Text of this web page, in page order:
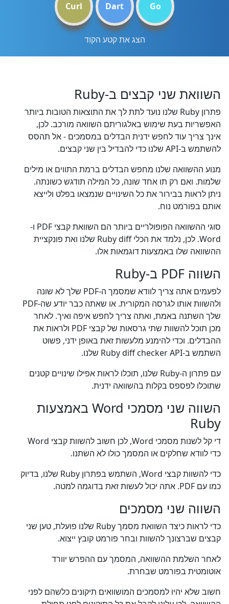
Go
Dart
Curl
הצג את קטע הקוד
השוואת שני קבצים ב-Ruby
פתרון Ruby שלנו נועד לתת לך את התוצאות הטובות ביותר
האפשריות בעת שימוש באלגוריתם השוואה מורכב. לכן,
אינך צריך עוד לחפש ידנית הבדלים במסמכים - אל תהסס
להשתמש ב-API שלנו כדי להבדיל בין שני קבצים.
מנוע ההשוואה שלנו מחפש הבדלים ברמת התווים או מילים
שלמות. ואם רק תו אחד שונה, כל המילה תודגש כשונתה.
ניתן לראות בבירור את כל השינויים שנמצאו בפלט ולייצא
אותם בפורמט נוח.
סוגי ההשוואה הפופולריים ביותר הם השוואת קבצי PDF ו-
Word. לכן, נלמד את הכלי Ruby diff שלנו ואת פונקציית
ההשוואה שלו באמצעות דוגמאות אלו.
השווה PDF ב-Ruby
לפעמים אתה צריך לוודא שמסמך ה-PDF שלך לא שונה
ולהשוות אותו לגרסה המקורית. או שאתה כבר יודע שה-PDF
שלך השתנה באמת, ואתה צריך לחפש איפה ואיך. לאחר
מכן תוכל להשוות שתי גרסאות של קבצי PDF ולראות את
ההבדלים. וכדי להימנע מלעשות זאת באופן ידני, פשוט
השתמש ב-Ruby diff checker API שלנו.
עם פתרון ה-Ruby שלנו, תוכלו לראות אפילו שינויים קטנים
שתוכלו לפספס בקלות בהשוואה ידנית.
השווה שני מסמכי Word באמצעות
Ruby
די קל לשנות מסמכי Word, לכן חשוב להשוות קבצי Word
כדי לוודא שחלקים או המסמך כולו לא השתנו.
כדי להשוות קבצי Word, השתמש בפתרון Ruby שלנו, בדיוק
כמו עם PDF. אתה יכול לעשות זאת בדוגמה למטה.
השווה שני מסמכים
כדי לראות כיצד השוואת מסמך Ruby שלנו פועלת, טען שני
קבצים שברצונך להשוות ובחר פורמט קובץ ייצוא.
לאחר השלמת ההשוואה, המסמך עם ההפרש יוורד
אוטומטית בפורמט שבחרת.
חשוב שלא יהיו למסמכים המושוואים תיקונים כלשהם לפני